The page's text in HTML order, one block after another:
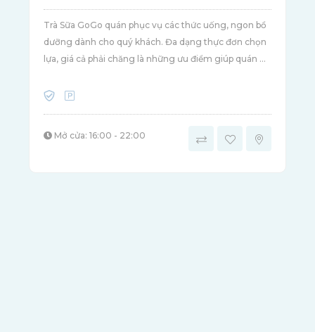
Trà Sữa GoGo quán phục vụ các thức uống, ngon bổ
dưỡng dành cho quý khách. Đa dạng thực đơn chọn
lựa, giá cả phải chăng là những ưu điểm giúp quán ...
Mở cửa: 16:00 - 22:00